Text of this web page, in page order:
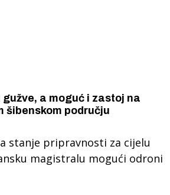
a moguć i zastoj na
šibenskom području